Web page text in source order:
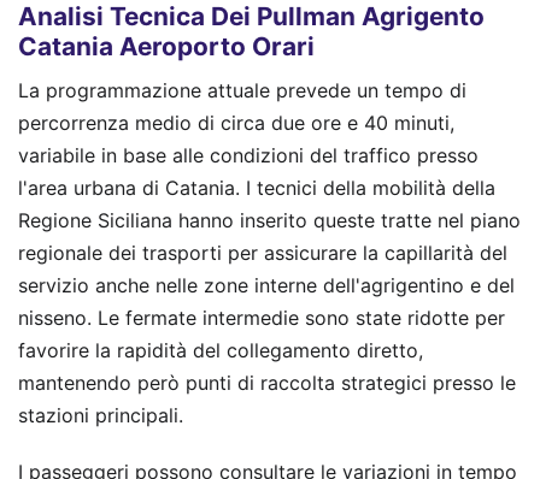
Analisi Tecnica Dei Pullman Agrigento
Catania Aeroporto Orari
La programmazione attuale prevede un tempo di
percorrenza medio di circa due ore e 40 minuti,
variabile in base alle condizioni del traffico presso
l'area urbana di Catania. I tecnici della mobilità della
Regione Siciliana hanno inserito queste tratte nel piano
regionale dei trasporti per assicurare la capillarità del
servizio anche nelle zone interne dell'agrigentino e del
nisseno. Le fermate intermedie sono state ridotte per
favorire la rapidità del collegamento diretto,
mantenendo però punti di raccolta strategici presso le
stazioni principali.
I passeggeri possono consultare le variazioni in tempo